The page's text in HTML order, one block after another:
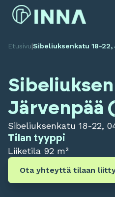
Etusivu|Sibeliuksenkatu 18-
Järvenpää
Sibeliuksenkatu 18-22,
Tilan tyyppi
Liiketila 92 m²
Ota yhteyttä tilaan